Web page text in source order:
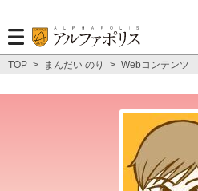
TOP > まんだい のり > Webコンテンツ